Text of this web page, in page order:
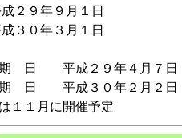
９年９月１日
０年３月１日
成２９年４月７日
成３０年２月２
月に開催予定